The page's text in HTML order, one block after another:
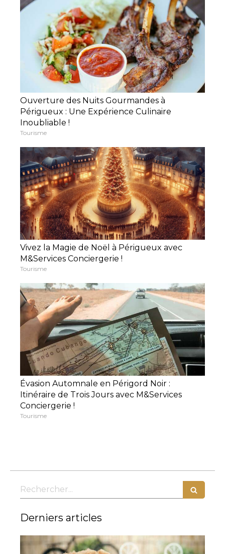
Ouverture des Nuits Gourmandes à
Périgueux : Une Expérience Culinaire
Inoubliable !
Tourisme
Vivez la Magie de Noël à Périgueux avec
M&Services Conciergerie !
Tourisme
Évasion Automnale en Périgord Noir :
Itinéraire de Trois Jours avec M&Services
Conciergerie !
Tourisme
Rechercher
Derniers articles